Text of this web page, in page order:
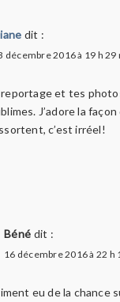
dit :
décembre 2016 à 19 h 29
et tes
J’adore la
c’est irréel!
Béné dit :
16 décembre 2016 à 22 h
eu de la chance